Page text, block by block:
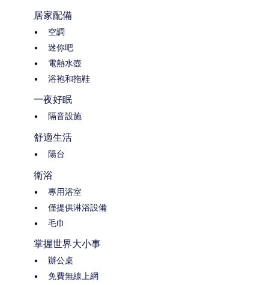
居家配備
空調
迷你吧
電熱水壺
浴袍和拖鞋
一夜好眠
隔音設施
舒適生活
陽台
衛浴
專用浴室
僅提供淋浴設備
毛巾
掌握世界大小事
辦公桌
免費無線上網